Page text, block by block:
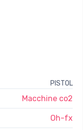
PISTOL
Macchine co2
Oh-fx